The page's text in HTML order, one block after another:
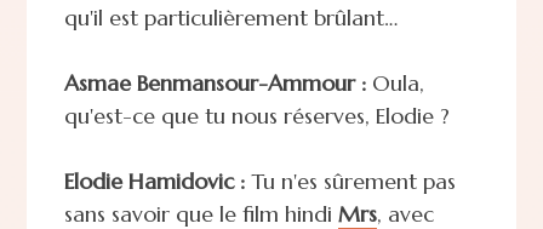
qu'il est particulièrement brûlant…
Asmae Benmansour-Ammour :Oula,
qu'est-ce que tu nous réserves, Elodie ?
Elodie Hamidovic :Tu n'es sûrement pas
sans savoir que le film hindi Mrs, avec